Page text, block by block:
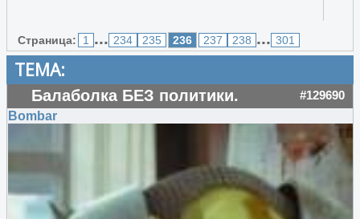
Страница: 1 ... 234 235 236 237 238 ... 301
ТЕМА:
Балаболка БЕЗ политики. #129690
Bombar